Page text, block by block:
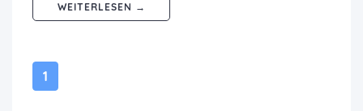
WEITERLESEN →
1